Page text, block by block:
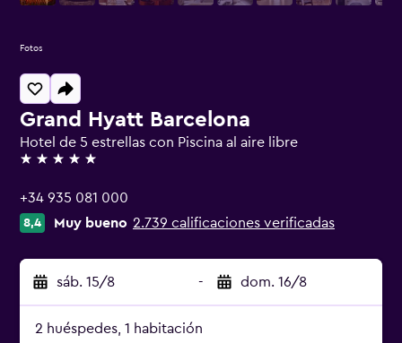
Grand Hyatt Barcelona
Hotel de 5 estrellas con Piscina al aire libre
5 estrellas
+34 935 081 000
8,4 Muy bueno 2.739 calificaciones verificadas
sáb. 15/8 - dom. 16/8
2 huéspedes, 1 habitación
Fotos